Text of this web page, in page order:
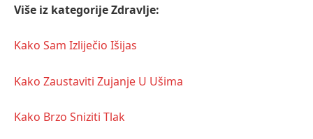
Više iz kategorije Zdravlje:
Kako Sam Izliječio Išijas
Kako Zaustaviti Zujanje U Ušima
Kako Brzo Sniziti Tlak